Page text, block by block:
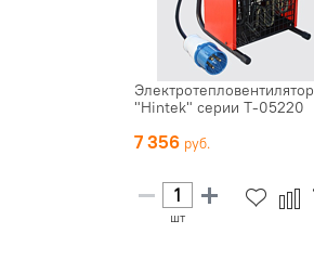
Электротепловентилятор
"Hintek" серии Т-05220
7 356
шт